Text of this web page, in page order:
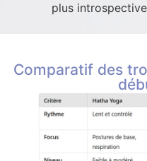
plus
Comparatif des